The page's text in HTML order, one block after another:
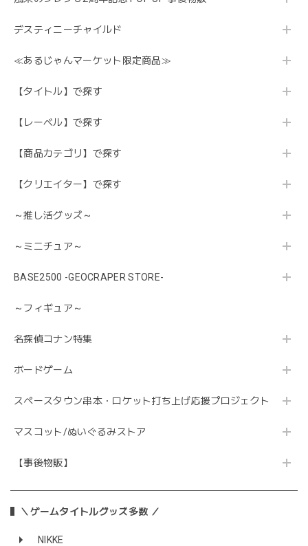
デスティニーチャイルド
≪あるじゃんマーケット限定商品≫
【タイトル】で探す
【レーベル】で探す
【商品カテゴリ】で探す
【クリエイター】で探す
～推し活グッズ～
～ミニチュア～
BASE2500 -GEOCRAPER STORE-
～フィギュア～
名探偵コナン特集
ボードゲーム
スペースタウン串本・ロケット打ち上げ応援プロジェクト
マスコット/ぬいぐるみストア
【事後物販】
＼ゲームタイトルグッズ多数 ／
NIKKE